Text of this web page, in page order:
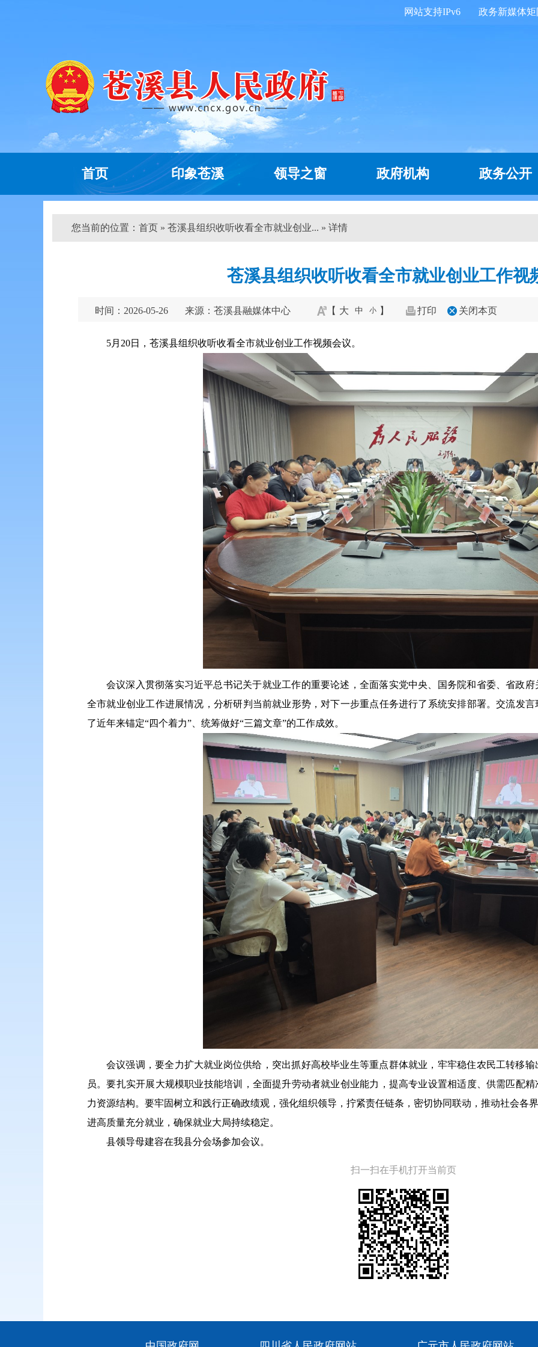
政务新媒体矩
网站支持IPv6
首页 印象苍溪 领导之窗 政府机构 政务公开
您当前的位置： 首页 » 苍溪县组织收听收看全市就业创业... » 详情
苍溪县组织收听收看全市就业创业工作视
时间：2026-05-26 来源：苍溪县融媒体中心 【 大 中 小 】 打印 关闭本页
5月20日，苍溪县组织收听收看全市就业创业工作视频会议。
会议深入贯彻落实习近平总书记关于就业工作的重要论述，全面落实党中央、国务院和省委、省政
全市就业创业工作进展情况，分析研判当前就业形势，对下一步重点任务进行了系统安排部署。交流发
了近年来锚定“四个着力”、统筹做好“三篇文章”的工作成效。
会议强调，要全力扩大就业岗位供给，突出抓好高校毕业生等重点群体就业，牢牢稳住农民工转移
员。要扎实开展大规模职业技能培训，全面提升劳动者就业创业能力，提高专业设置相适度、供需匹配
力资源结构。要牢固树立和践行正确政绩观，强化组织领导，拧紧责任链条，密切协同联动，推动社会各
进高质量充分就业，确保就业大局持续稳定。
县领导母建容在我县分会场参加会议。
扫一扫在手机打开当前页